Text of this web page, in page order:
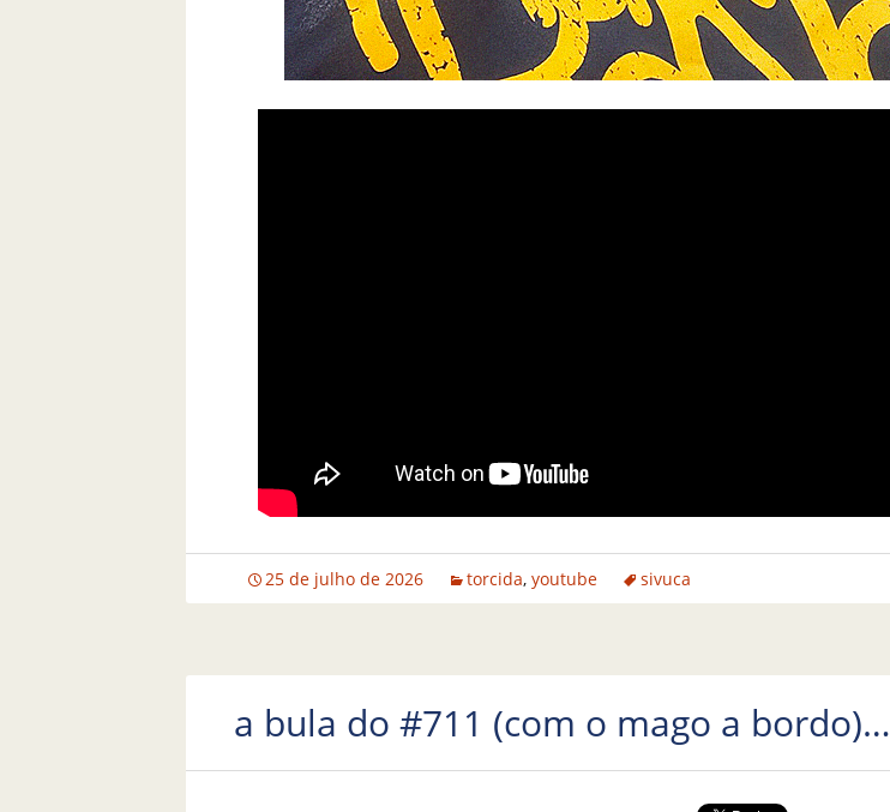
25 de julho de 2026 torcida, youtube sivuca
a bula do #711 (com o mago a bordo)…